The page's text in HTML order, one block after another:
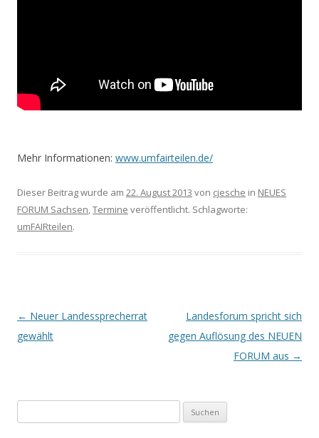
Mehr Informationen: www.umfairteilen.de/
Dieser Beitrag wurde am 22. August 2013 von cjesche in NEUES
FORUM Sachsen,Termine veröffentlicht. Schlagworte:
umFAIRteilen.
Beitrags-
Navigation
← Neuer Landessprecherrat
gewählt
Landesforum spricht sich
gegen Auflösung des NEUEN
FORUM aus →
nach: